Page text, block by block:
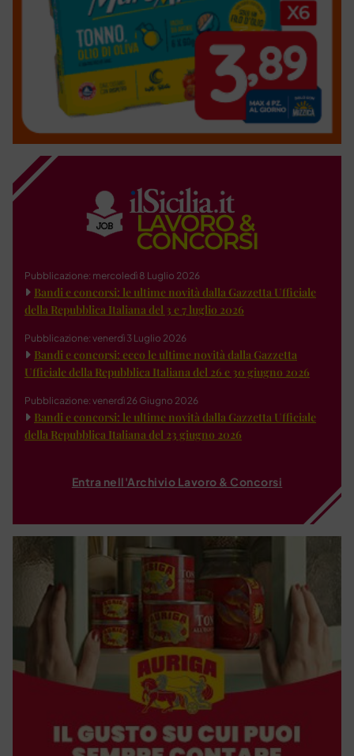
Pubblicazione: mercoledì 8 Luglio 2026
Bandi e concorsi: le ultime novità dalla Gazzetta Ufficiale
della Repubblica Italiana del 3 e 7 luglio 2026
Pubblicazione: venerdì 3 Luglio 2026
Bandi e concorsi: ecco le ultime novità dalla Gazzetta
Ufficiale della Repubblica Italiana del 26 e 30 giugno 2026
Pubblicazione: venerdì 26 Giugno 2026
Bandi e concorsi: le ultime novità dalla Gazzetta Ufficiale
della Repubblica Italiana del 23 giugno 2026
Entra nell'Archivio Lavoro & Concorsi